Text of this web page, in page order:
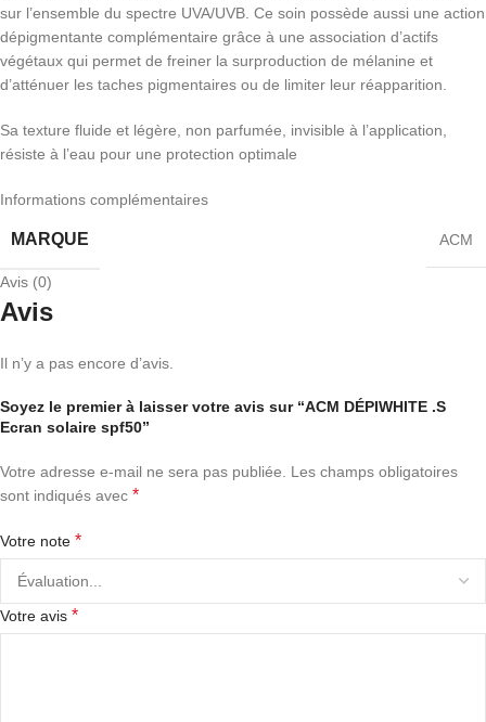
sur l’ensemble du spectre UVA/UVB. Ce soin possède aussi une action
dépigmentante complémentaire grâce à une association d’actifs
végétaux qui permet de freiner la surproduction de mélanine et
d’atténuer les taches pigmentaires ou de limiter leur réapparition.
Sa texture fluide et légère, non parfumée, invisible à l’application,
résiste à l’eau pour une protection optimale
Informations complémentaires
MARQUE ACM
Avis (0)
Avis
Il n’y a pas encore d’avis.
Soyez le premier à laisser votre avis sur “ACM DÉPIWHITE .S
Ecran solaire spf50”
Votre adresse e-mail ne sera pas publiée. Les champs obligatoires
sont indiqués avec *
Votre note *
Votre avis *